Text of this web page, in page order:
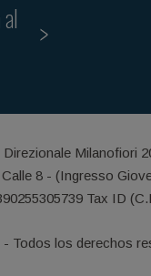
Milanofiori
8 - (Ingresso
Tax ID
Todos los derechos